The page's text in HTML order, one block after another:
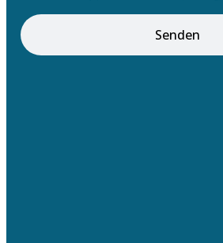
Senden